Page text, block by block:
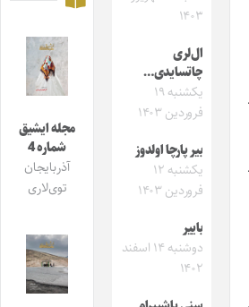
۱۴۰۳
ال‌لری
چاتسایدی…
یکشنبه ۱۹
فروردین ۱۴۰۳
بیر پارچا اولدوز
یکشنبه ۱۲
فروردین ۱۴۰۳
باییر
دوشنبه ۱۴ اسفند
۱۴۰۲
مجله ایشیق
شماره 4
آذربایجان
توی‌لاری